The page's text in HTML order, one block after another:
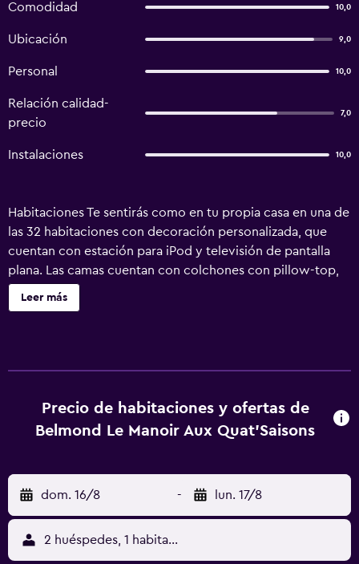
Comodidad 10,0
Ubicación 9,0
Personal 10,0
Relación calidad-
precio
7,0
Instalaciones 10,0
Habitaciones Te sentirás como en tu propia casa en una de
las 32 habitaciones con decoración personalizada, que
cuentan con estación para iPod y televisión de pantalla
plana. Las camas cuentan con colchones con pillow-top,
cubrecama y sábanas de algodón egipcio para descansar
plácidamente. La televisión con canales digitales y
secador de pelo. Servicios Con servicios como masajes,
tratamientos corporales o tratamientos faciales, te sentirás
con cargo. Serivicos de negocios y otros Tendrás servicio
de limusina o coche con chofer, una sala de computadoras
y periódicos gratis en el lobby a tu disposición. ¿Estás
organizando un evento en Oxford? En este hotel, dispones
de 175 metros cuadrados de espacio con zonas para
Leer más
Precio de habitaciones y ofertas de
Belmond Le Manoir Aux Quat'Saisons
dom. 16/8 - lun. 17/8
2 huéspedes, 1 habitación